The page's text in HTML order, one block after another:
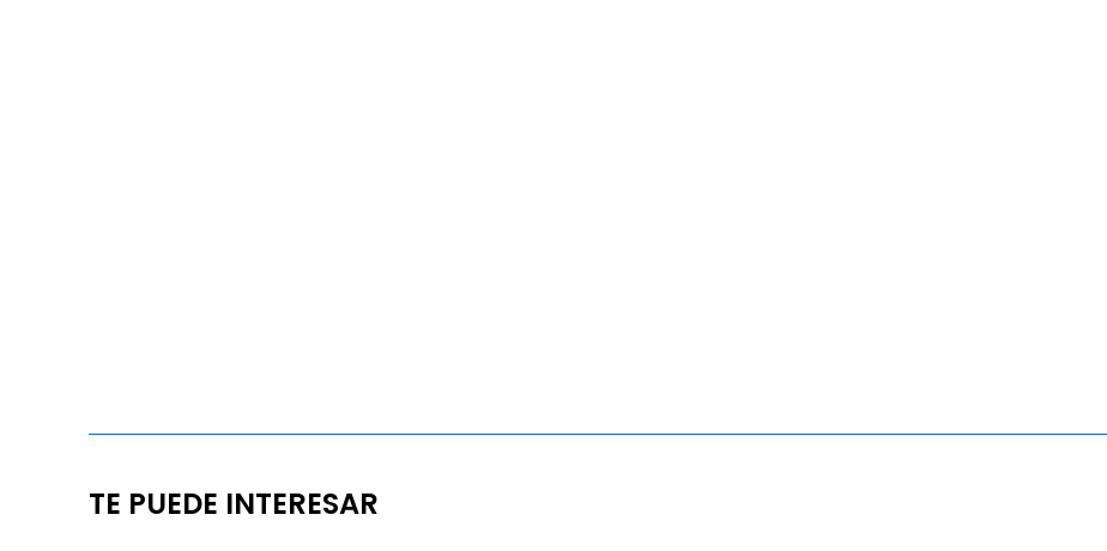
TE PUEDE INTERESAR